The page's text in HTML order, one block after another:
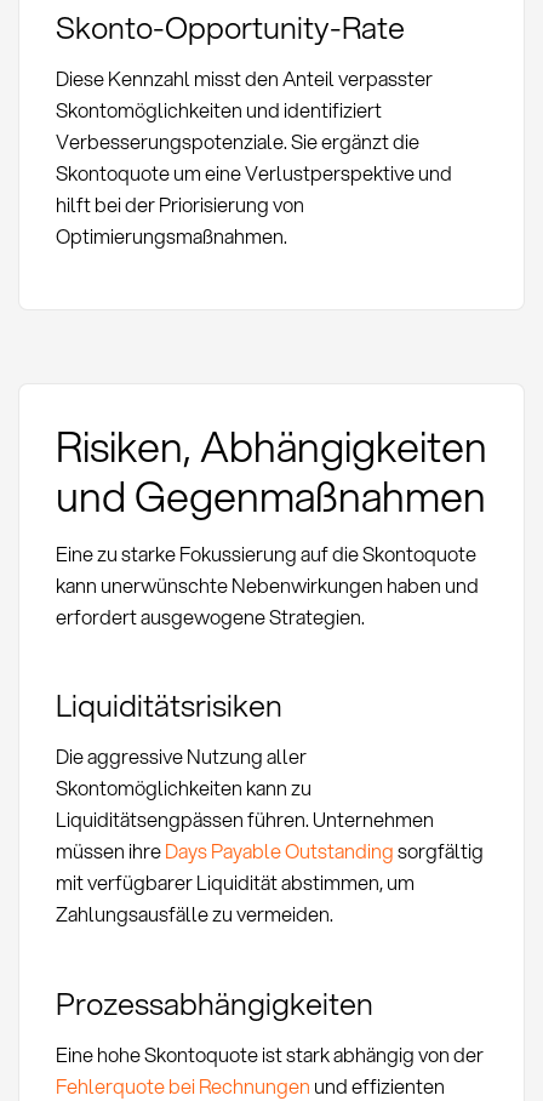
Skonto-Opportunity-Rate
Diese Kennzahl misst den Anteil verpasster
Skontomöglichkeiten und identifiziert
Verbesserungspotenziale. Sie ergänzt die
Skontoquote um eine Verlustperspektive und
hilft bei der Priorisierung von
Optimierungsmaßnahmen.
Risiken, Abhängigkeiten
und Gegenmaßnahmen
Eine zu starke Fokussierung auf die Skontoquote
kann unerwünschte Nebenwirkungen haben und
erfordert ausgewogene Strategien.
Liquiditätsrisiken
Die aggressive Nutzung aller
Skontomöglichkeiten kann zu
Liquiditätsengpässen führen. Unternehmen
müssen ihreDays Payable Outstandingsorgfältig
mit verfügbarer Liquidität abstimmen, um
Zahlungsausfälle zu vermeiden.
Prozessabhängigkeiten
Eine hohe Skontoquote ist stark abhängig von der
Fehlerquote bei Rechnungen und effizienten